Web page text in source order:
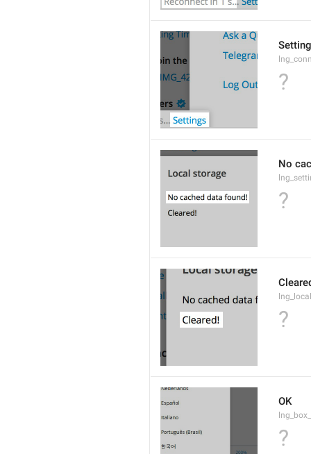
?
No
?
?
OK
?